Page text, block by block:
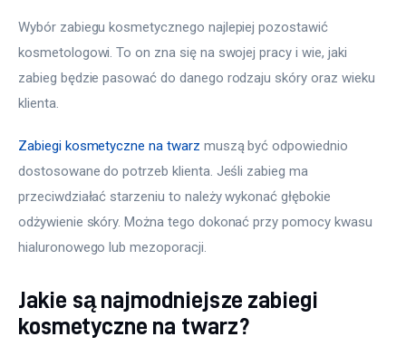
Wybór zabiegu kosmetycznego najlepiej pozostawić
kosmetologowi. To on zna się na swojej pracy i wie, jaki
zabieg będzie pasować do danego rodzaju skóry oraz wieku
klienta.
Zabiegi kosmetyczne na twarz muszą być odpowiednio
dostosowane do potrzeb klienta. Jeśli zabieg ma
przeciwdziałać starzeniu to należy wykonać głębokie
odżywienie skóry. Można tego dokonać przy pomocy kwasu
hialuronowego lub mezoporacji.
Jakie są najmodniejsze zabiegi
kosmetyczne na twarz?